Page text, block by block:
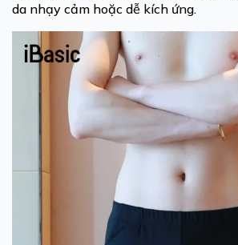
da nhạy cảm hoặc dễ kích ứng.